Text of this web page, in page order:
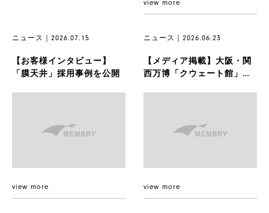
view more
ニュース｜2026.07.15
【お客様インタビュー】
「膜天井」採用事例を公開
view more
ニュース｜2026.06.23
【メディア掲載】大阪・関
西万博「クウェート館」の
view more